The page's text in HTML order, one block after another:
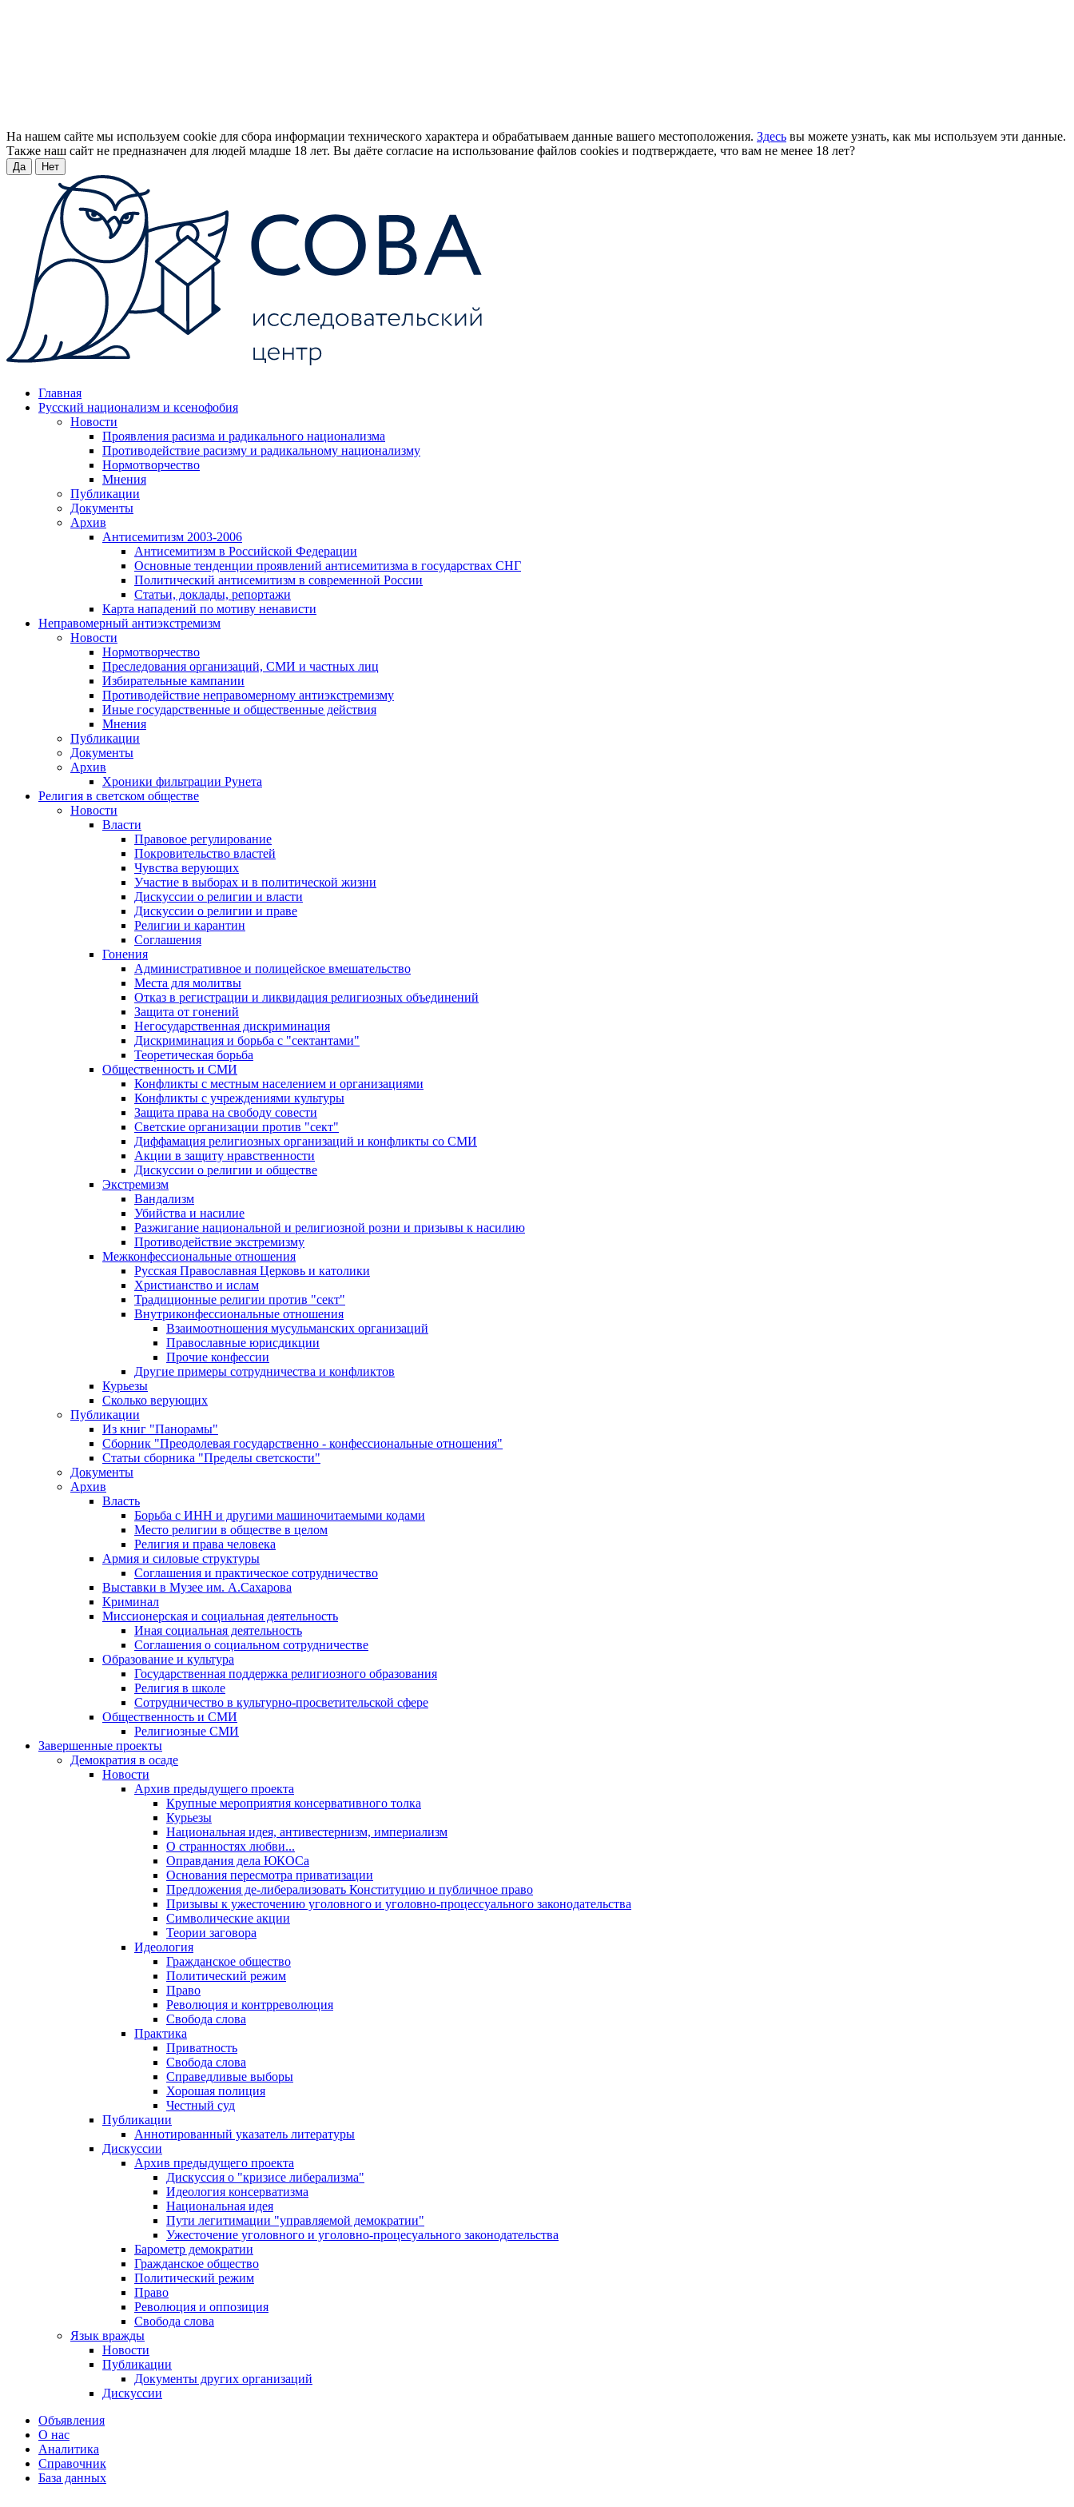
На нашем сайте мы используем cookie для сбора информации технического характера и обрабатываем данные вашего местоположения. Здесь вы можете узнать, как мы используем эти данные.
Также наш сайт не предназначен для людей младше 18 лет. Вы даёте согласие на использование файлов cookies и подтверждаете, что вам не менее 18 лет?
Да Нет
Главная
Русский национализм и ксенофобия
Новости
Проявления расизма и радикального национализма
Противодействие расизму и радикальному национализму
Нормотворчество
Мнения
Публикации
Документы
Архив
Антисемитизм 2003-2006
Антисемитизм в Российской Федерации
Основные тенденции проявлений антисемитизма в государствах СНГ
Политический антисемитизм в современной России
Статьи, доклады, репортажи
Карта нападений по мотиву ненависти
Неправомерный антиэкстремизм
Новости
Нормотворчество
Преследования организаций, СМИ и частных лиц
Избирательные кампании
Противодействие неправомерному антиэкстремизму
Иные государственные и общественные действия
Мнения
Публикации
Документы
Архив
Хроники фильтрации Рунета
Религия в светском обществе
Новости
Власти
Правовое регулирование
Покровительство властей
Чувства верующих
Участие в выборах и в политической жизни
Дискуссии о религии и власти
Дискуссии о религии и праве
Религии и карантин
Соглашения
Гонения
Административное и полицейское вмешательство
Места для молитвы
Отказ в регистрации и ликвидация религиозных объединений
Защита от гонений
Негосударственная дискриминация
Дискриминация и борьба с "сектантами"
Теоретическая борьба
Общественность и СМИ
Конфликты с местным населением и организациями
Конфликты с учреждениями культуры
Защита права на свободу совести
Светские организации против "сект"
Диффамация религиозных организаций и конфликты со СМИ
Акции в защиту нравственности
Дискуссии о религии и обществе
Экстремизм
Вандализм
Убийства и насилие
Разжигание национальной и религиозной розни и призывы к насилию
Противодействие экстремизму
Межконфессиональные отношения
Русская Православная Церковь и католики
Христианство и ислам
Традиционные религии против "сект"
Внутриконфессиональные отношения
Взаимоотношения мусульманских организаций
Православные юрисдикции
Прочие конфессии
Другие примеры сотрудничества и конфликтов
Курьезы
Сколько верующих
Публикации
Из книг "Панорамы"
Сборник "Преодолевая государственно - конфессиональные отношения"
Статьи сборника "Пределы светскости"
Документы
Архив
Власть
Борьба с ИНН и другими машиночитаемыми кодами
Место религии в обществе в целом
Религия и права человека
Армия и силовые структуры
Соглашения и практическое сотрудничество
Выставки в Музее им. А.Сахарова
Криминал
Миссионерская и социальная деятельность
Иная социальная деятельность
Соглашения о социальном сотрудничестве
Образование и культура
Государственная поддержка религиозного образования
Религия в школе
Сотрудничество в культурно-просветительской сфере
Общественность и СМИ
Религиозные СМИ
Завершенные проекты
Демократия в осаде
Новости
Архив предыдущего проекта
Крупные мероприятия консервативного толка
Курьезы
Национальная идея, антивестернизм, империализм
О странностях любви...
Оправдания дела ЮКОСа
Основания пересмотра приватизации
Предложения де-либерализовать Конституцию и публичное право
Призывы к ужесточению уголовного и уголовно-процессуального законодательства
Символические акции
Теории заговора
Идеология
Гражданское общество
Политический режим
Право
Революция и контрреволюция
Свобода слова
Практика
Приватность
Свобода слова
Справедливые выборы
Хорошая полиция
Честный суд
Публикации
Аннотированный указатель литературы
Дискуссии
Архив предыдущего проекта
Дискуссия о "кризисе либерализма"
Идеология консерватизма
Национальная идея
Пути легитимации "управляемой демократии"
Ужесточение уголовного и уголовно-процесуального законодательства
Барометр демократии
Гражданское общество
Политический режим
Право
Революция и оппозиция
Свобода слова
Язык вражды
Новости
Публикации
Документы других организаций
Дискуссии
Объявления
О нас
Аналитика
Справочник
База данных